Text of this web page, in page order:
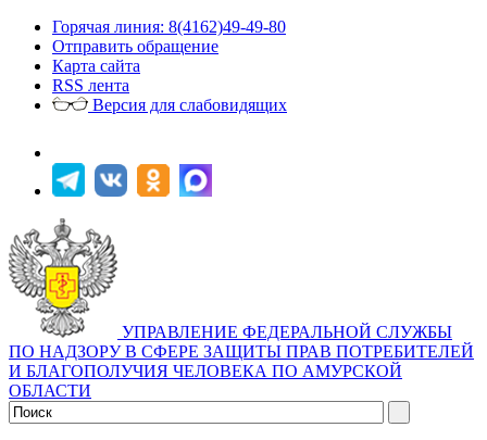
Горячая линия: 8(4162)49-49-80
Отправить обращение
Карта сайта
RSS лента
Версия для слабовидящих
УПРАВЛЕНИЕ ФЕДЕРАЛЬНОЙ СЛУЖБЫ
ПО НАДЗОРУ В СФЕРЕ ЗАЩИТЫ ПРАВ ПОТРЕБИТЕЛЕЙ
И БЛАГОПОЛУЧИЯ ЧЕЛОВЕКА ПО АМУРСКОЙ
ОБЛАСТИ